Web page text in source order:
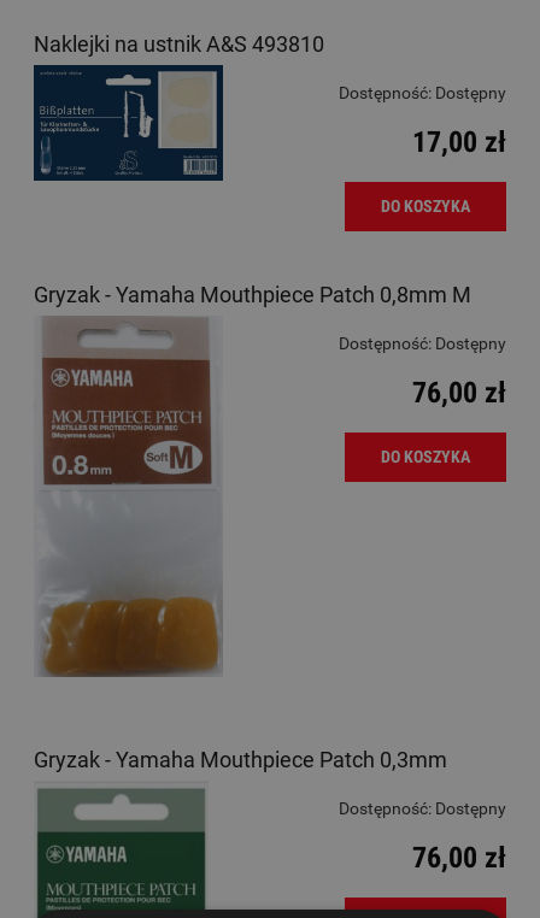
Naklejki na ustnik A&S 493810
Dostępność: Dostępny
17,00 zł
DO KOSZYKA
Gryzak - Yamaha Mouthpiece Patch 0,8mm M
Dostępność: Dostępny
76,00 zł
DO KOSZYKA
Gryzak - Yamaha Mouthpiece Patch 0,3mm
Dostępność: Dostępny
76,00 zł